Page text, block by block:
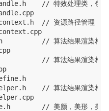
// 特效处理类，包含
// 资源路径管理
// 算法结果渲染相关
// 算法结果渲染相关
// 算法结果渲染相关
// 美颜，美形，美体